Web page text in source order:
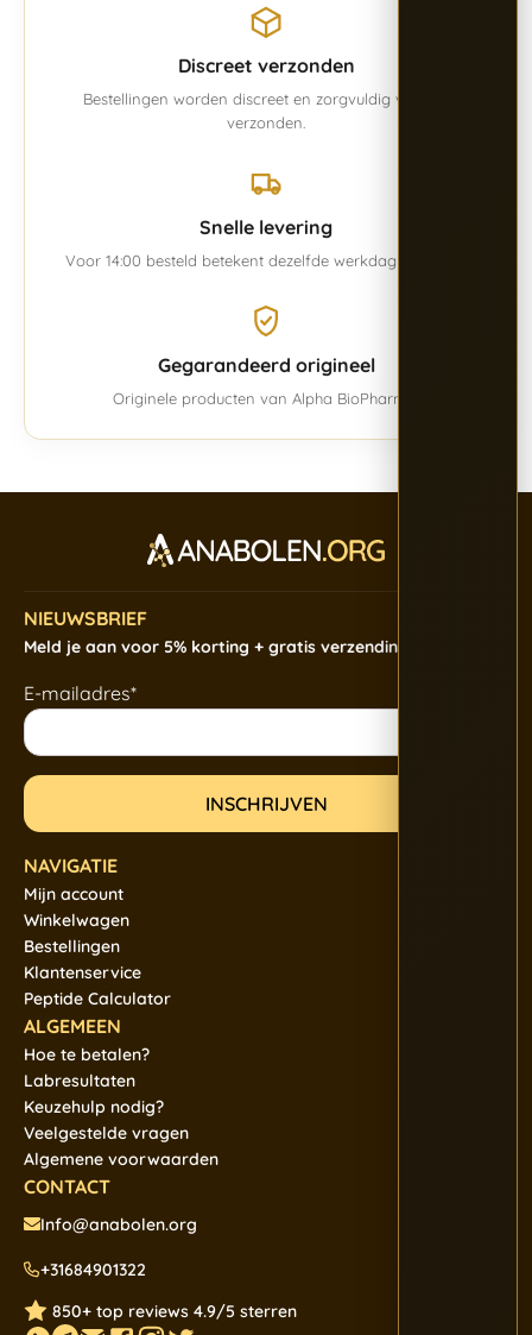
Discreet verzonden
Bestellingen worden discreet en zorgvuldig verpakt
verzonden.
Snelle levering
Voor 14:00 besteld betekent dezelfde werkdag verwerkt.
Gegarandeerd origineel
Originele producten van Alpha BioPharma.
NIEUWSBRIEF
Meld je aan voor 5% korting + gratis verzending
E-mailadres*
NAVIGATIE
Mijn account
Winkelwagen
Bestellingen
Klantenservice
Peptide Calculator
ALGEMEEN
Hoe te betalen?
Labresultaten
Keuzehulp nodig?
Veelgestelde vragen
Algemene voorwaarden
CONTACT
Info@anabolen.org
+31684901322
850+ top reviews 4.9/5 sterren